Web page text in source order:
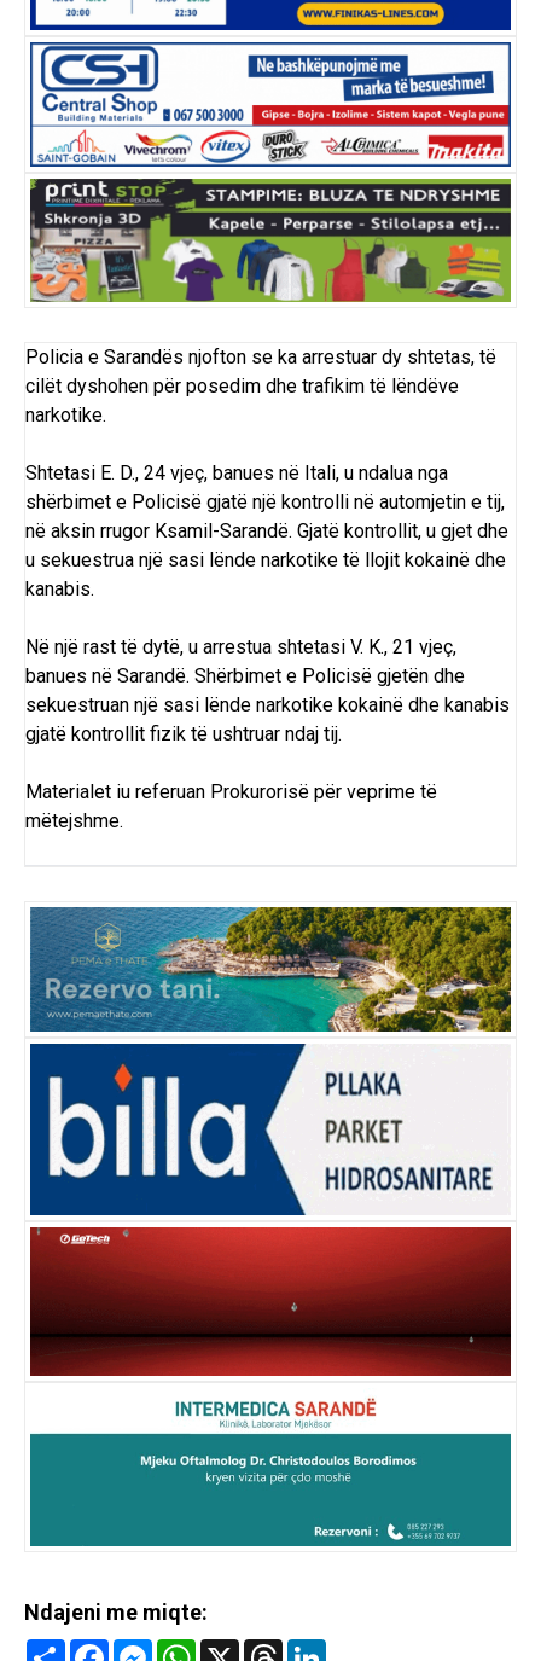
Policia e Sarandës njofton se ka arrestuar dy shtetas, të
cilët dyshohen për posedim dhe trafikim të lëndëve
narkotike.
Shtetasi E. D., 24 vjeç, banues në Itali, u ndalua nga
shërbimet e Policisë gjatë një kontrolli në automjetin e tij,
në aksin rrugor Ksamil-Sarandë. Gjatë kontrollit, u gjet dhe
u sekuestrua një sasi lënde narkotike të llojit kokainë dhe
kanabis.
Në një rast të dytë, u arrestua shtetasi V. K., 21 vjeç,
banues në Sarandë. Shërbimet e Policisë gjetën dhe
sekuestruan një sasi lënde narkotike kokainë dhe kanabis
gjatë kontrollit fizik të ushtruar ndaj tij.
Materialet iu referuan Prokurorisë për veprime të
mëtejshme.
Ndajeni me miqte:
Share FacebookMessenger
WhatsApp
X Threads